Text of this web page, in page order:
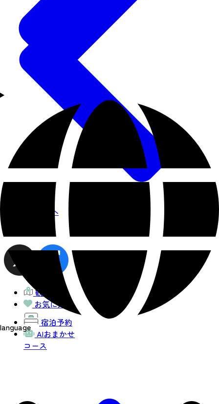
language
お知らせ一覧へ
観光MAP
お気に入り
宿泊予約
AIおまかせ
コース